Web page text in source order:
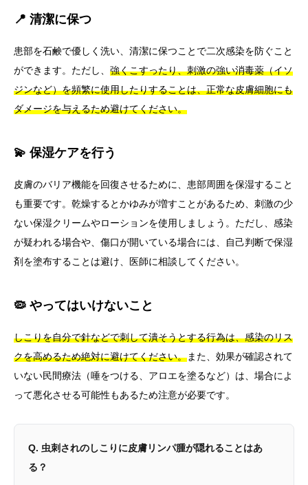
📍 清潔に保つ
患部を石鹸で優しく洗い、清潔に保つことで二次感染を防ぐこと
ができます。ただし、 強くこすったり、刺激の強い消毒薬（イソ
ジンなど）を頻繁に使用したりすることは、正常な皮膚細胞にも
ダメージを与えるため避けてください。
💫 保湿ケアを行う
皮膚のバリア機能を回復させるために、患部周囲を保湿すること
も重要です。乾燥するとかゆみが増すことがあるため、刺激の少
ない保湿クリームやローションを使用しましょう。ただし、感染
が疑われる場合や、傷口が開いている場合には、自己判断で保湿
剤を塗布することは避け、医師に相談してください。
🦠 やってはいけないこと
しこりを自分で針などで刺して潰そうとする行為は、感染のリス
クを高めるため絶対に避けてください。また、効果が確認されて
いない民間療法（唾をつける、アロエを塗るなど）は、場合によ
って悪化させる可能性もあるため注意が必要です。
Q. 虫刺されのしこりに皮膚リンパ腫が隠れることはあ
る？